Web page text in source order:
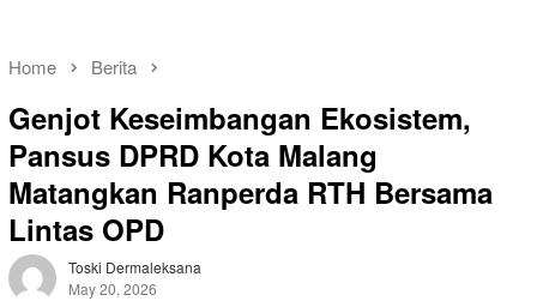
Home Berita
Genjot Keseimbangan Ekosistem,
Pansus DPRD Kota Malang
Matangkan Ranperda RTH Bersama
Lintas OPD
Toski Dermaleksana
May 20, 2026